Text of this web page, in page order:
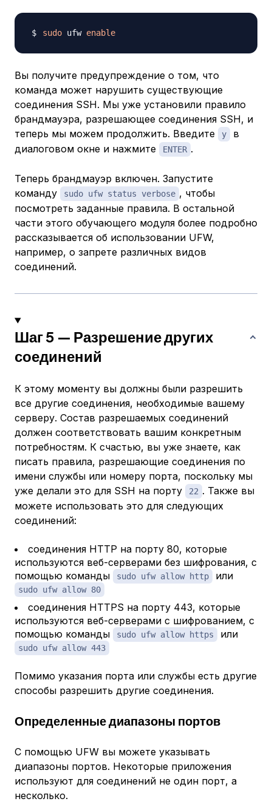
sudo ufw enable
Вы получите предупреждение о том, что
команда может нарушить существующие
соединения SSH. Мы уже установили правило
брандмауэра, разрешающее соединения SSH, и
теперь мы можем продолжить. Введите
y
в
диалоговом окне и нажмите
ENTER .
Теперь брандмауэр включен. Запустите
команду
sudo ufw status verbose , чтобы
посмотреть заданные правила. В остальной
части этого обучающего модуля более подробно
рассказывается об использовании UFW,
например, о запрете различных видов
соединений.
Шаг 5 — Разрешение других
соединений
К этому моменту вы должны были разрешить
все другие соединения, необходимые вашему
серверу. Состав разрешаемых соединений
должен соответствовать вашим конкретным
потребностям. К счастью, вы уже знаете, как
писать правила, разрешающие соединения по
имени службы или номеру порта, поскольку мы
уже делали это для SSH на порту
22 . Также вы
можете использовать это для следующих
соединений:
соединения HTTP на порту 80, которые
используются веб-серверами без шифрования, с
помощью команды
sudo ufw allow http или
sudo ufw allow 80
соединения HTTPS на порту 443, которые
используются веб-серверами с шифрованием, с
помощью команды
sudo ufw allow https или
sudo ufw allow 443
Помимо указания порта или службы есть другие
способы разрешить другие соединения.
Определенные диапазоны портов
С помощью UFW вы можете указывать
диапазоны портов. Некоторые приложения
используют для соединений не один порт, а
несколько.